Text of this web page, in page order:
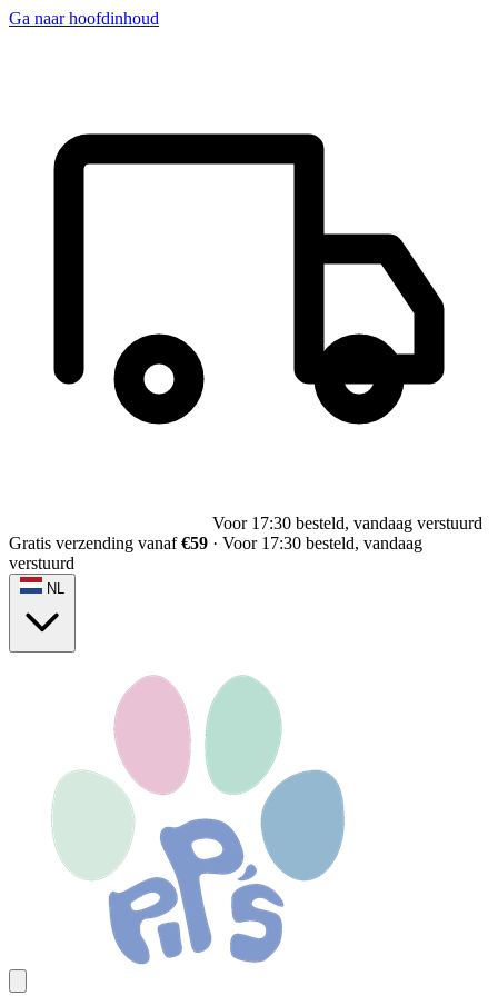
Ga naar hoofdinhoud
Voor 17:30 besteld, vandaag verstuurd
Gratis verzending vanaf€59 · Voor 17:30 besteld, vandaag
verstuurd
NL